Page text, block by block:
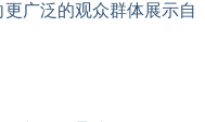
广泛的观众群体展示自